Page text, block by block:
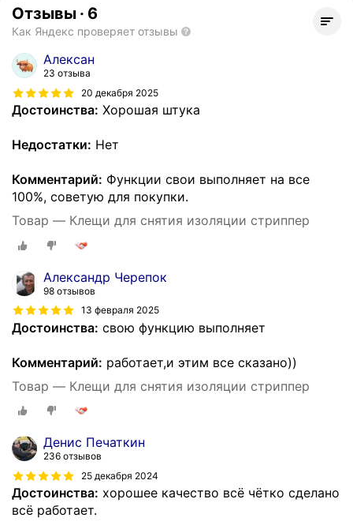
Отзывы · 6
Как Яндекс проверяет отзывы
Алексан
23 отзыва
20 декабря 2025
Достоинства: Хорошая штука
Недостатки: Нет
Комментарий: Функции свои выполняет на все
100%, советую для покупки.
Товар — Клещи для снятия изоляции стриппер
Александр Черепок
98 отзывов
13 февраля 2025
Достоинства: свою функцию выполняет
Комментарий: работает,и этим все сказано))
Товар — Клещи для снятия изоляции стриппер
Денис Печаткин
236 отзывов
25 декабря 2024
Достоинства: хорошее качество всё чётко сделано
всё работает.